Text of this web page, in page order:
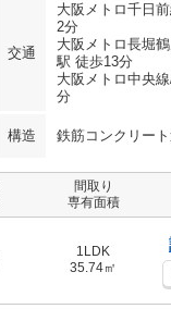
交通
大阪メトロ千日
2分
大阪メトロ長堀
駅 徒歩13分
大阪メトロ中央
分
構造 鉄筋コンクリー
間取り
専有面積
1LDK
35.74㎡